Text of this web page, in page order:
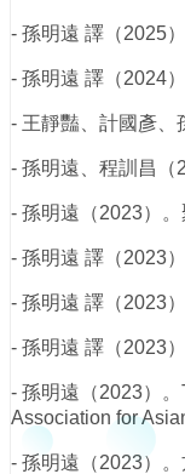
- 孫明遠 譯（2025
- 孫明遠 譯（2024
- 王靜豔、計國彥
- 孫明遠、程訓昌（
- 孫明遠（2023）
- 孫明遠 譯（2023
- 孫明遠 譯（2023
- 孫明遠 譯（2023
- 孫明遠（2023）
Association for
- 孫明遠（2023）